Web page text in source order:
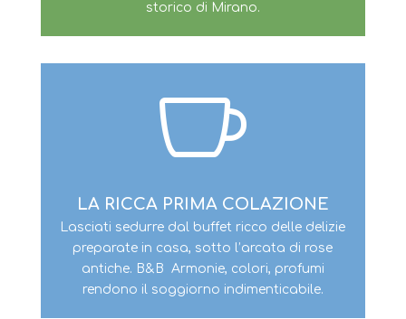
storico di Mirano.

LA RICCA PRIMA COLAZIONE
Lasciati sedurre dal buffet ricco delle delizie
preparate in casa, sotto l’arcata di rose
antiche. B&B Armonie, colori, profumi
rendono il soggiorno indimenticabile.